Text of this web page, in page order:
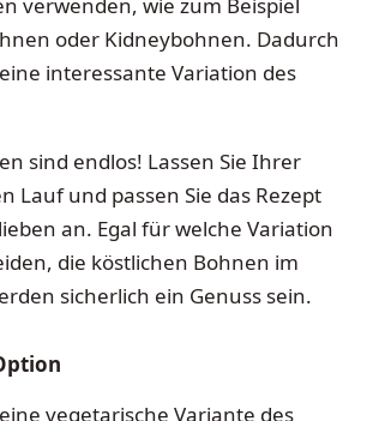
verwenden, wie zum Beispiel
oder Kidneybohnen. Dadurch
interessante Variation des
sind endlos! Lassen Sie Ihrer
Lauf und passen Sie das Rezept
an. Egal für welche Variation
die köstlichen Bohnen im
sicherlich ein Genuss sein.
vegetarische Variante des